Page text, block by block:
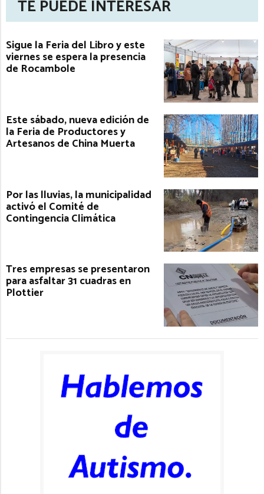
TE PUEDE INTERESAR
Sigue la Feria del Libro y este
viernes se espera la presencia
de Rocambole
Este sábado, nueva edición de
la Feria de Productores y
Artesanos de China Muerta
Por las lluvias, la municipalidad
activó el Comité de
Contingencia Climática
Tres empresas se presentaron
para asfaltar 31 cuadras en
Plottier